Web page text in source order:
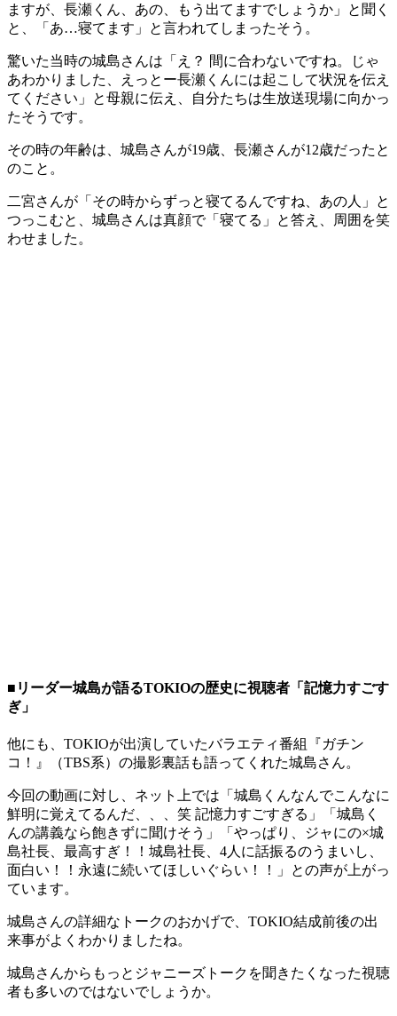
ますが、長瀬くん、あの、もう出てますでしょうか」と聞く
と、「あ…寝てます」と言われてしまったそう。
驚いた当時の城島さんは「え？ 間に合わないですね。じゃ
あわかりました、えっとー長瀬くんには起こして状況を伝え
てください」と母親に伝え、自分たちは生放送現場に向かっ
たそうです。
その時の年齢は、城島さんが19歳、長瀬さんが12歳だったと
のこと。
二宮さんが「その時からずっと寝てるんですね、あの人」と
つっこむと、城島さんは真顔で「寝てる」と答え、周囲を笑
わせました。
■リーダー城島が語るTOKIOの歴史に視聴者「記憶力すごす
ぎ」
他にも、TOKIOが出演していたバラエティ番組『ガチン
コ！』（TBS系）の撮影裏話も語ってくれた城島さん。
今回の動画に対し、ネット上では「城島くんなんでこんなに
鮮明に覚えてるんだ、、、笑 記憶力すごすぎる」「城島く
んの講義なら飽きずに聞けそう」「やっぱり、ジャにの×城
島社長、最高すぎ！！城島社長、4人に話振るのうまいし、
面白い！！永遠に続いてほしいぐらい！！」との声が上がっ
ています。
城島さんの詳細なトークのおかげで、TOKIO結成前後の出
来事がよくわかりましたね。
城島さんからもっとジャニーズトークを聞きたくなった視聴
者も多いのではないでしょうか。